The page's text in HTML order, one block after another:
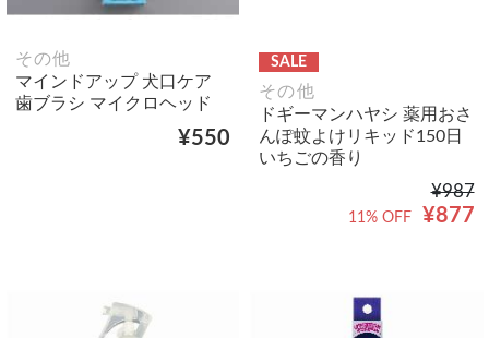
その他
マインドアップ 犬口ケア
歯ブラシ マイクロヘッド
¥550
SALE
その他
ドギーマンハヤシ 薬用おさ
んぽ蚊よけリキッド150日
いちごの香り
¥987
¥877
11% OFF